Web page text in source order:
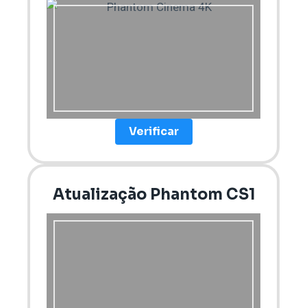
Verificar
Atualização Phantom CS1